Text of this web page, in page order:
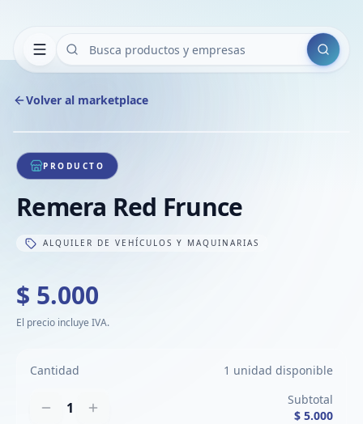
Buscar
Volver al marketplace
1/1
PRODUCTO
Remera Red Frunce
ALQUILER DE VEHÍCULOS Y MAQUINARIAS
$ 5.000
El precio incluye IVA.
Cantidad 1 unidad disponible
1
Subtotal
$ 5.000